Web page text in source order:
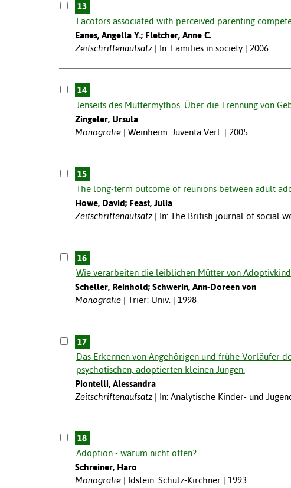
13
Facotors associated with perceived parenting
Eanes, Angella Y.; Fletcher, Anne C.
Zeitschriftenaufsatz
In: Families in society | 2006
14
Jenseits des Muttermythos. Über die Trennung von
Zingeler, Ursula
Monografie
Weinheim: Juventa Verl. | 2005
15
The long-term outcome of reunions between adult
Howe, David; Feast, Julia
Zeitschriftenaufsatz
In: The British journal of social
16
Wie verarbeiten die leiblichen Mütter von
Scheller, Reinhold; Schwerin, Ann-Doreen von
Monografie
Trier: Univ. | 1998
17
Das Erkennen von Angehörigen und frühe Vorläufer
psychotischen, adoptierten kleinen Jungen.
Piontelli, Alessandra
Zeitschriftenaufsatz
In: Analytische Kinder- und
18
Adoption - warum nicht offen?
Schreiner, Haro
Monografie
Idstein: Schulz-Kirchner | 1993